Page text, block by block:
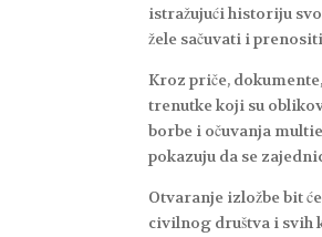
istražujući historiju
žele sačuvati i
Kroz priče,
trenutke koji su
borbe i očuvanja
pokazuju da se
Otvaranje izložbe bit
civilnog društva i